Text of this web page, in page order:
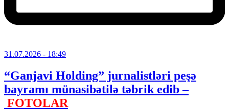
31.07.2026 - 18:49
“Ganjavi Holding” jurnalistləri peşə
bayramı münasibətilə təbrik edib –
FOTOLAR